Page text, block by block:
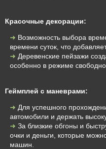
Красочные декорации:
Возможность выбора
времени суток, что
Деревенские пейзажи
особенно в режиме
Геймплей с маневрами:
Для успешного
автомобили и держать
За близкие обгоны и
очки и деньги, которые
машин.